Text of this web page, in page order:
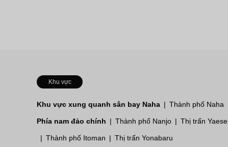
Khu vực
Khu vực xung quanh sân bay Naha Thành phố Naha
Phía nam đảo chính Thành phố Nanjo Thị trấn Yaese
Thành phố Itoman Thị trấn Yonabaru